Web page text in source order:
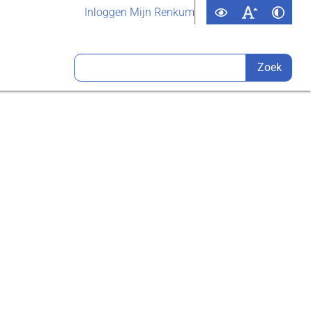
Inloggen Mijn Renkum